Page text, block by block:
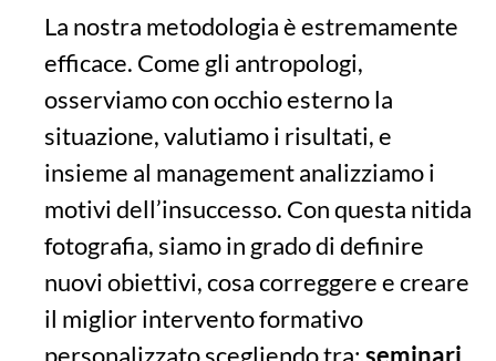
La nostra metodologia è estremamente
efficace. Come gli antropologi,
osserviamo con occhio esterno la
situazione, valutiamo i risultati, e
insieme al management analizziamo i
motivi dell’insuccesso. Con questa nitida
fotografia, siamo in grado di definire
nuovi obiettivi, cosa correggere e creare
il miglior intervento formativo